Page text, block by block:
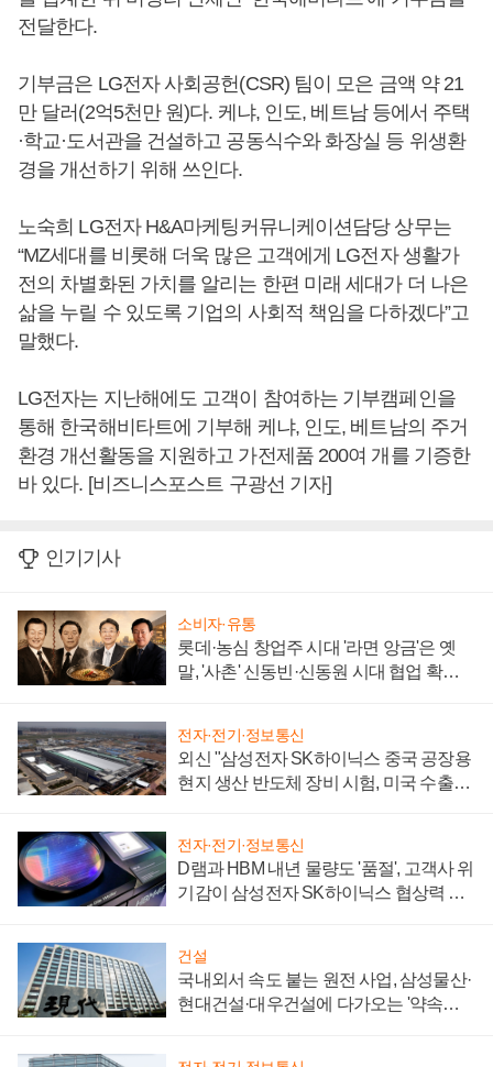
전달한다.
기부금은 LG전자 사회공헌(CSR) 팀이 모은 금액 약 21
만 달러(2억5천만 원)다. 케냐, 인도, 베트남 등에서 주택
·학교·도서관을 건설하고 공동식수와 화장실 등 위생환
경을 개선하기 위해 쓰인다.
노숙희 LG전자 H&A마케팅커뮤니케이션담당 상무는
“MZ세대를 비롯해 더욱 많은 고객에게 LG전자 생활가
전의 차별화된 가치를 알리는 한편 미래 세대가 더 나은
삶을 누릴 수 있도록 기업의 사회적 책임을 다하겠다”고
말했다.
LG전자는 지난해에도 고객이 참여하는 기부캠페인을
통해 한국해비타트에 기부해 케냐, 인도, 베트남의 주거
환경 개선활동을 지원하고 가전제품 200여 개를 기증한
바 있다. [비즈니스포스트 구광선 기자]
인기기사
소비자·유통
롯데·농심 창업주 시대 '라면 앙금'은 옛
말, '사촌' 신동빈·신동원 시대 협업 확대
전자·전기·정보통신
외신 "삼성전자 SK하이닉스 중국 공장용
현지 생산 반도체 장비 시험, 미국 수출통
전자·전기·정보통신
D램과 HBM 내년 물량도 '품절', 고객사 위
기감이 삼성전자 SK하이닉스 협상력 더
건설
국내외서 속도 붙는 원전 사업, 삼성물산·
현대건설·대우건설에 다가오는 '약속의